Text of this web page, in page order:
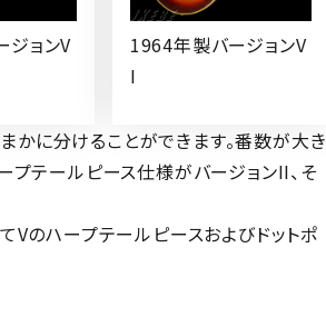
ョンV
1964年製バージョンV
I
かに分けることができます。番数が大き
プテールピース仕様がバージョンII、そ
Vのハープテールピースおよびドットポ